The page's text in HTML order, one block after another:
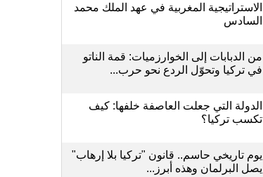
الاستراتيجية المغربية في عهد الملك محمد
السادس
من الدبابات إلى الخوارزميات: قمة الناتو
في تركيا وتحوّل الردع نحو حرب...
الدولة التي جعلت العاصفة خلفها: كيف
تكسب تركيا؟
يوم تاريخي حاسم.. قانون "تركيا بلا إرهاب"
يصل البرلمان وهذه أبرز...